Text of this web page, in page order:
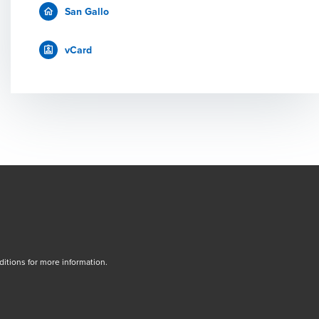
San Gallo
vCard
tabfor more information.